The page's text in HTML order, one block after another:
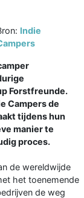
Indie
Forstfreunde.
Campers de
tijdens hun
manier te
proces.
de wereldwijde
het toenemende
de weg